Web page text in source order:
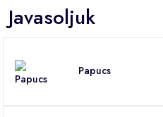
Javasoljuk
Papucs